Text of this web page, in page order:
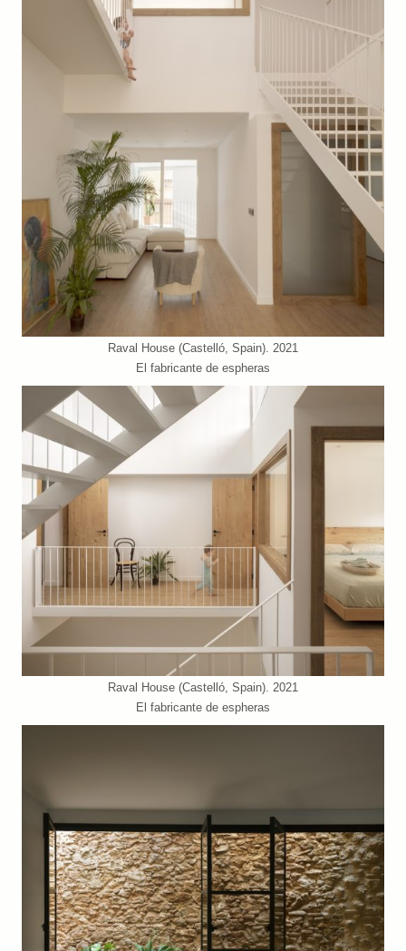
Raval House (Castelló, Spain). 2021
El fabricante de espheras
Raval House (Castelló, Spain). 2021
El fabricante de espheras